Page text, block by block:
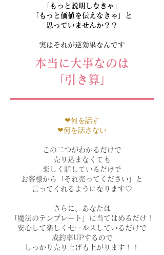
​「もっと説明しなきゃ」
「もっと価値を伝えなきゃ」と
思っていませんか？？
​実はそれが逆効果なんです
本当に大事なのは
「引き算」
❤︎何を話す
❤︎何を話さない
この二つがわかるだけで
売り込まなくても
楽しく話しているだけで
お客様から「それ売ってください」と
​言ってくれるようになります♡
さらに、あなたは
「魔法のテンプレート」に当てはめるだけ！
安心して楽しくセールスしているだけで
成約率UPするので
しっかり売り上げも上がります！！